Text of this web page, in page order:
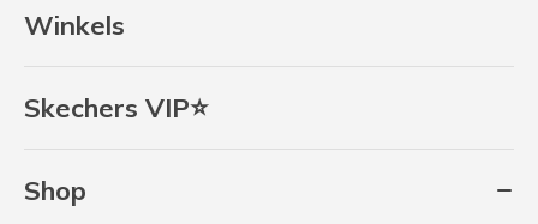
Winkels
Skechers VIP⭐
Shop